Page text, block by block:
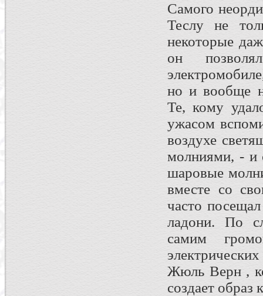
Самого
Теслу не
некоторые
он
но и вообще
Те, кому
ужасом
воздухе
молниями, - и
шаровые
вместе со
часто
ладони. По
самим
Жюль Верн ,
создает образ